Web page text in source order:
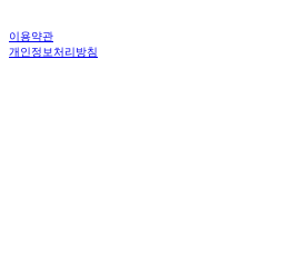
이용약관
개인정보처리방침